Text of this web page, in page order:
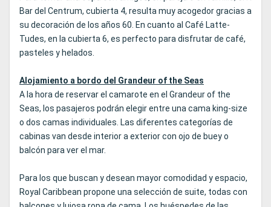
Bar del Centrum, cubierta 4, resulta muy acogedor gracias a
su decoración de los años 60. En cuanto al Café Latte-
Tudes, en la cubierta 6, es perfecto para disfrutar de café,
pasteles y helados.
Alojamiento a bordo del Grandeur of the Seas
A la hora de reservar el camarote en el Grandeur of the
Seas, los pasajeros podrán elegir entre una cama king-size
o dos camas individuales. Las diferentes categorías de
cabinas van desde interior a exterior con ojo de buey o
balcón para ver el mar.
Para los que buscan y desean mayor comodidad y espacio,
Royal Caribbean propone una selección de suite, todas con